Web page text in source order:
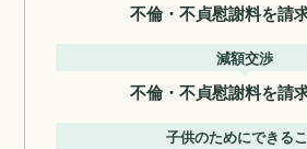
不倫・不貞慰謝料を請
減額交渉
不倫・不貞慰謝料を請
子供のためにできる